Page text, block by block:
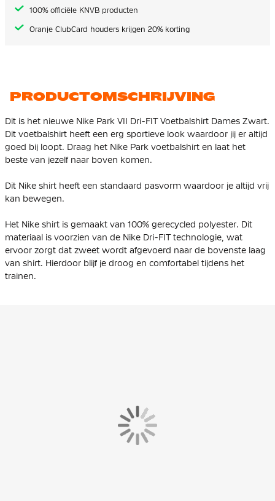
100% officiële KNVB producten
Oranje ClubCard houders krijgen 20% korting
PRODUCTOMSCHRIJVING
Dit is het nieuwe Nike Park VII Dri-FIT Voetbalshirt Dames Zwart.
Dit voetbalshirt heeft een erg sportieve look waardoor jij er altijd
goed bij loopt. Draag het Nike Park voetbalshirt en laat het
beste van jezelf naar boven komen.
Dit Nike shirt heeft een standaard pasvorm waardoor je altijd vrij
kan bewegen.
Het Nike shirt is gemaakt van 100% gerecycled polyester. Dit
materiaal is voorzien van de Nike Dri-FIT technologie, wat
ervoor zorgt dat zweet wordt afgevoerd naar de bovenste laag
van shirt. Hierdoor blijf je droog en comfortabel tijdens het
trainen.